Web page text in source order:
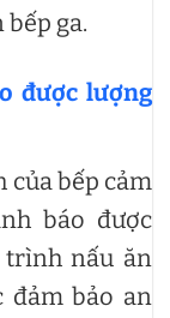
ga.
được lượng
của bếp cảm
báo được
nấu ăn
đảm bảo an